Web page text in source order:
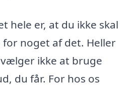
hele er, at du ikke skal
noget af det. Heller
ikke at bruge
du får. For hos os